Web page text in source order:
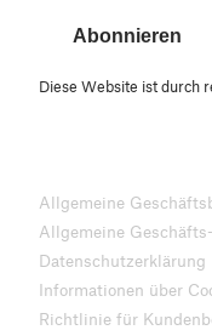
Abonnieren
Diese Website ist durch
Allgemeine
Allgemeine
Datenschutzerklärung
Informationen über
Richtlinie für